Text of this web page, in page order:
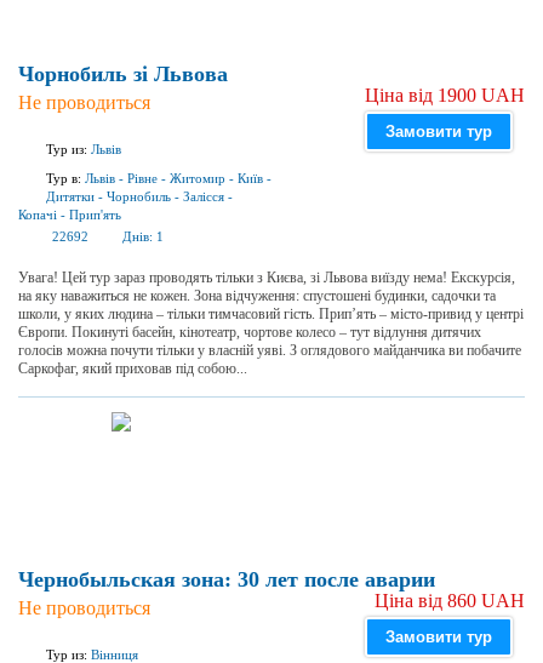
Чорнобиль зі Львова
Не проводиться
Тур из: Львів
Тур в: Львів - Рівне - Житомир - Київ -
Дитятки - Чорнобиль - Залісся -
Копачі - Прип'ять
22692
Днів: 1
Ціна від 1900 UAH
Замовити тур
Увага! Цей тур зараз проводять тільки з Києва, зі Львова виїзду нема! Екскурсія,
на яку наважиться не кожен. Зона відчуження: спустошені будинки, садочки та
школи, у яких людина – тільки тимчасовий гість. Прип’ять – місто-привид у центрі
Європи. Покинуті басейн, кінотеатр, чортове колесо – тут відлуння дитячих
голосів можна почути тільки у власній уяві. З оглядового майданчика ви побачите
Саркофаг, який приховав під собою...
Чернобыльская зона: 30 лет после аварии
Не проводиться
Тур из: Вінниця
Ціна від 860 UAH
Замовити тур